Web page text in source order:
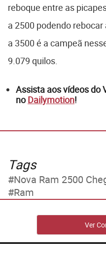
reboque entre as
a 2500 podendo
a 3500 é a campeã
9.079 quilos.
Assista aos vídeos do
noDailymotion!
Tags
Nova Ram 2500
Ram
Ver